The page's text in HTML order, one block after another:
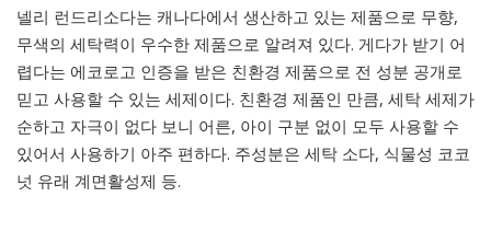
넬리 런드리소다는 캐나다에서 생산하고 있는 제품으로 무향,
무색의 세탁력이 우수한 제품으로 알려져 있다. 게다가 받기 어
렵다는 에코로고 인증을 받은 친환경 제품으로 전 성분 공개로
믿고 사용할 수 있는 세제이다. 친환경 제품인 만큼, 세탁 세제가
순하고 자극이 없다 보니 어른, 아이 구분 없이 모두 사용할 수
있어서 사용하기 아주 편하다. 주성분은 세탁 소다, 식물성 코코
넛 유래 계면활성제 등.